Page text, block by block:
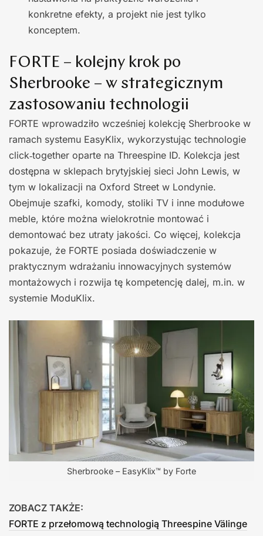
konkretne efekty, a projekt nie jest tylko
konceptem.
FORTE – kolejny krok po
Sherbrooke – w strategicznym
zastosowaniu technologii
FORTE wprowadziło wcześniej kolekcję Sherbrooke w
ramach systemu EasyKlix, wykorzystując technologie
click‑together oparte na Threespine ID. Kolekcja jest
dostępna w sklepach brytyjskiej sieci John Lewis, w
tym w lokalizacji na Oxford Street w Londynie.
Obejmuje szafki, komody, stoliki TV i inne modułowe
meble, które można wielokrotnie montować i
demontować bez utraty jakości. Co więcej, kolekcja
pokazuje, że FORTE posiada doświadczenie w
praktycznym wdrażaniu innowacyjnych systemów
montażowych i rozwija tę kompetencję dalej, m.in. w
systemie ModuKlix.
Sherbrooke – EasyKlix™ by Forte
ZOBACZ TAKŻE:
FORTE z przełomową technologią Threespine Välinge